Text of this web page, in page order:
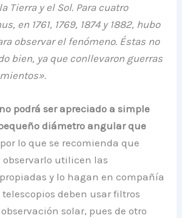
Tierra y el Sol. Para cuatro
en 1761, 1769, 1874 y 1882, hubo
observar el fenómeno. Éstas no
bien, ya que conllevaron guerras
podrá ser apreciado a simple
diámetro angular que
lo que se recomienda que
observarlo utilicen las
y lo hagan en compañía
telescopios deben usar filtros
solar, pues de otro